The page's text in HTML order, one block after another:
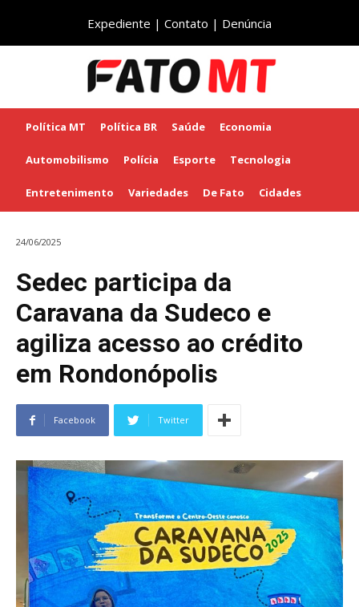
Expediente | Contato | Denúncia
Política MT Política BR Saúde Economia
Automobilismo Polícia Esporte Tecnologia
Entretenimento Variedades De Fato Cidades
24/06/2025
Sedec participa da
Caravana da Sudeco e
agiliza acesso ao crédito
em Rondonópolis
Facebook Twitter